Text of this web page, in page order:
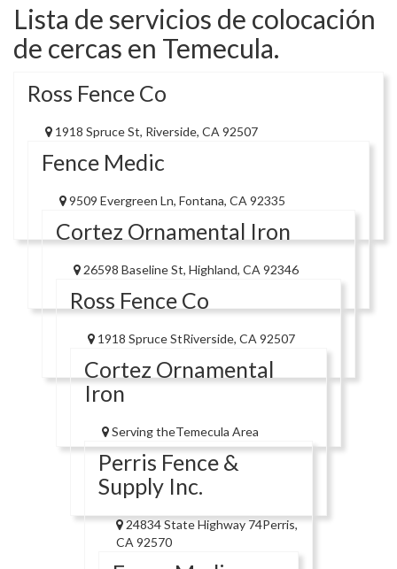
Lista de servicios de colocación
de cercas en Temecula.
Ross Fence Co
1918 Spruce St, Riverside, CA 92507
Fence Medic
9509 Evergreen Ln, Fontana, CA 92335
Cortez Ornamental Iron
26598 Baseline St, Highland, CA 92346
Ross Fence Co
1918 Spruce StRiverside, CA 92507
Cortez Ornamental
Iron
Serving theTemecula Area
Perris Fence &
Supply Inc.
24834 State Highway 74Perris,
CA 92570